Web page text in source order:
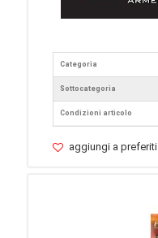
Categoria
Sottocategoria
Condizioni articolo
aggiungi a preferiti